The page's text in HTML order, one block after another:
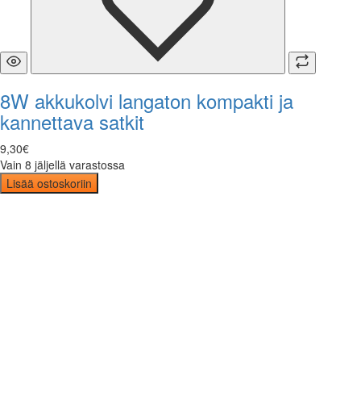
8W akkukolvi langaton kompakti ja
kannettava satkit
9,30€
Vain 8 jäljellä varastossa
Lisää ostoskoriin